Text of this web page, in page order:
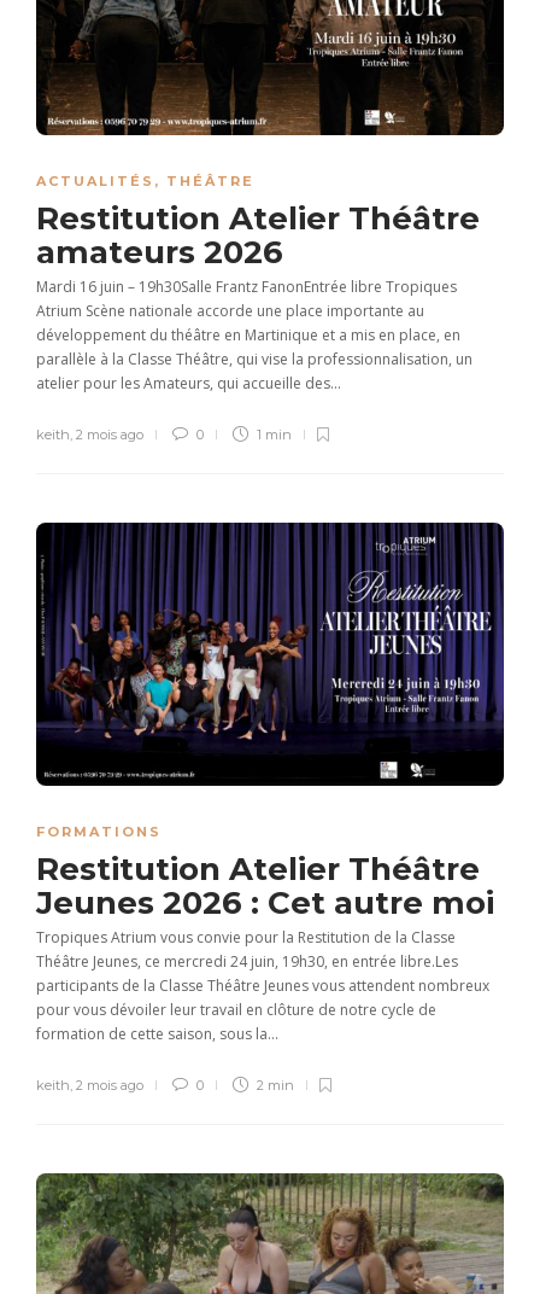
ACTUALITÉS , THÉÂTRE
Restitution Atelier Théâtre
amateurs 2026
Mardi 16 juin – 19h30Salle Frantz FanonEntrée libre Tropiques
Atrium Scène nationale accorde une place importante au
développement du théâtre en Martinique et a mis en place, en
parallèle à la Classe Théâtre, qui vise la professionnalisation, un
atelier pour les Amateurs, qui accueille des...
keith, 2 mois ago 0 1 min
FORMATIONS
Restitution Atelier Théâtre
Jeunes 2026 : Cet autre moi
Tropiques Atrium vous convie pour la Restitution de la Classe
Théâtre Jeunes, ce mercredi 24 juin, 19h30, en entrée libre.Les
participants de la Classe Théâtre Jeunes vous attendent nombreux
pour vous dévoiler leur travail en clôture de notre cycle de
formation de cette saison, sous la...
keith, 2 mois ago 0 2 min